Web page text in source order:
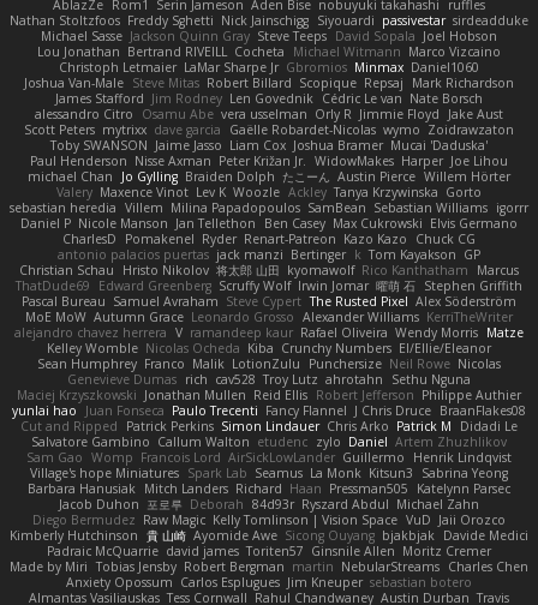
AblazZe Rom1 Serin Jameson Aden Bise nobuyuki takahashi
ruffles
Nathan Stoltzfoos Freddy Sghetti Nick Jainschigg Siyouardi passivestar sirdeadduke
Michael Sasse Jackson Quinn Gray Steve Teeps David Sopala Joel Hobson
Lou Jonathan Bertrand RIVEILL Cocheta Michael Witmann Marco Vizcaino
Christoph Letmaier LaMar Sharpe Jr Gbromios Minmax Daniel1060
Joshua Van-Male Steve Mitas Robert Billard Scopique Repsaj
Mark Richardson
James Stafford Jim Rodney Len Govednik Cédric Le van Nate Borsch
alessandro Citro
Osamu Abe vera usselman Orly R Jimmie Floyd
Jake Aust
Scott Peters mytrixx dave garcia Gaëlle Robardet-Nicolas wymo Zoidrawzaton
Toby SWANSON Jaime Jasso Liam Cox Joshua Bramer Mucai 'Daduska'
Paul Henderson Nisse Axman Peter Križan Jr. WidowMakes Harper Joe Lihou
michael Chan
Jo Gylling Braiden Dolph たこーん Austin Pierce Willem Hörter
Valery Maxence Vinot Lev K Woozle Ackley Tanya Krzywinska Gorto
sebastian heredia Villem Milina Papadopoulos SamBean Sebastian Williams igorrr
Daniel P Nicole Manson Jan Tellethon Ben Casey Max Cukrowski Elvis Germano
CharlesD
Pomakenel Ryder Renart-Patreon Kazo Kazo
Chuck CG
antonio palacios puertas jack manzi Bertinger k Tom Kayakson GP
Christian Schau
Hristo Nikolov 将太郎 山田 kyomawolf Rico Kanthatham
Marcus
ThatDude69
Edward Greenberg Scruffy Wolf Irwin Jomar 曜萌 石 Stephen Griffith
Pascal Bureau Samuel Avraham Steve Cypert The Rusted Pixel Alex Söderström
MoE MoW Autumn Grace Leonardo Grosso Alexander Williams KerriTheWriter
alejandro chavez herrera V ramandeep kaur Rafael Oliveira Wendy Morris Matze
Kelley Womble Nicolas Ocheda Kiba Crunchy Numbers El/Ellie/Eleanor
Sean Humphrey Franco Malik LotionZulu Punchersize Neil Rowe Nicolas
Genevieve Dumas rich cav528 Troy Lutz ahrotahn
Sethu Nguna
Maciej Krzyszkowski Jonathan Mullen Reid Ellis Robert Jefferson Philippe Authier
yunlai hao
Juan Fonseca Paulo Trecenti Fancy Flannel J Chris Druce BraanFlakes08
Cut and Ripped
Patrick Perkins Simon Lindauer Chris Arko Patrick M
Didadi Le
Salvatore Gambino Callum Walton etudenc zylo Daniel Artem Zhuzhlikov
Sam Gao Womp Francois Lord AirSickLowLander Guillermo
Henrik Lindqvist
Village's hope Miniatures Spark Lab Seamus La Monk Kitsun3
Sabrina Yeong
Barbara Hanusiak Mitch Landers Richard Haan Pressman505
Katelynn Parsec
Jacob Duhon 포로루 Deborah 84d93r Ryszard Abdul Michael Zahn
Diego Bermudez Raw Magic Kelly Tomlinson | Vision Space VuD Jaii Orozco
Kimberly Hutchinson 貴 山崎 Ayomide Awe Sicong Ouyang bjakbjak Davide Medici
Padraic McQuarrie david james Toriten57 Ginsnile Allen Moritz Cremer
Made by Miri Tobias Jensby Robert Bergman martin NebularStreams Charles Chen
Anxiety Opossum Carlos Esplugues Jim Kneuper sebastian botero
Almantas Vasiliauskas Tess Cornwall Rahul Chandwaney Austin Durban Travis